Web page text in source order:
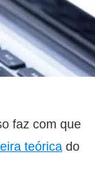
faz com que
teóricado